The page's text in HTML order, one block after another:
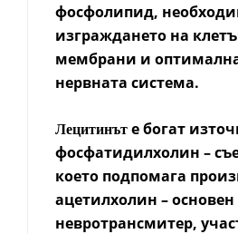
фосфолипид,
изграждането на
мембрани и
нервната система.
Лецитинът е богат
фосфатидилхолин –
което подпомага
ацетилхолин – основен
невротрансмитер,